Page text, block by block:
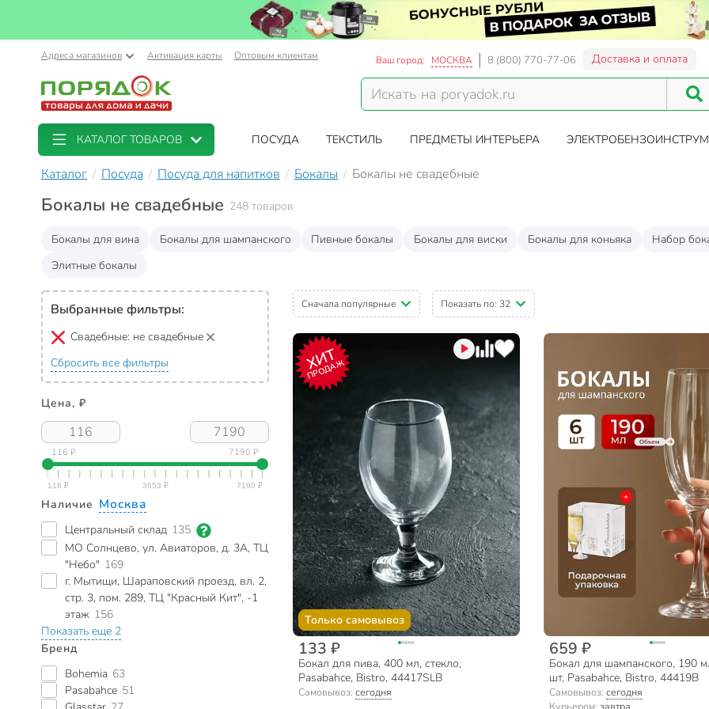
Адреса магазинов Активация карты Оптовым клиентам Ваш город: МОСКВА 8 (800) 770-77-06 Доставка и оплата
КАТАЛОГ ТОВАРОВ ПОСУДА ТЕКСТИЛЬ ПРЕДМЕТЫ ИНТЕРЬЕРА
Каталог Посуда Посуда для напитков Бокалы Бокалы не свадебные
Бокалы не свадебные 248 товаров
Бокалы для вина Бокалы для шампанского Пивные бокалы Бокалы для виски Бокалы для коньяка Набор
Элитные бокалы
Выбранные фильтры:
Свадебные: не свадебные
Сбросить все фильтры
Цена, ₽
116 ₽ 7190 ₽
Наличие Москва
Центральный склад 135
МО Солнцево, ул. Авиаторов, д. 3А, ТЦ
"Небо" 169
г. Мытищи, Шараповский проезд, вл. 2,
стр. 3, пом. 289, ТЦ "Красный Кит", -1
этаж 156
Показать еще 2
Бренд
Bohemia 63
Pasabahce 51
Сначала популярные Показать по: 32
ХИТ
ПРОДАЖ
Только самовывоз
133 ₽
Бокал для пива, 400 мл, стекло,
Pasabahce, Bistro, 44417SLB
Самовывоз: сегодня
659 ₽
Бокал для шампанского, 190
шт, Pasabahce, Bistro, 44419B
Самовывоз: сегодня
Курьером: завтра